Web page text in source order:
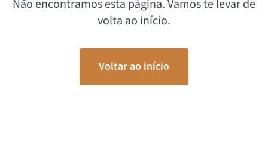
Não encontramos esta página. Vamos te levar de
volta ao início.
Voltar ao início